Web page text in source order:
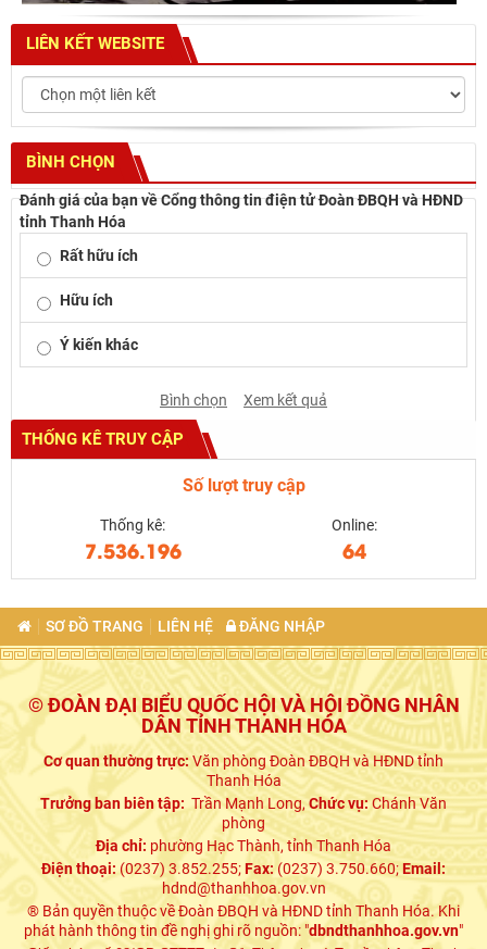
LIÊN KẾT WEBSITE
BÌNH CHỌN
Đánh giá của bạn về Cổng thông tin điện tử Đoàn ĐBQH và HĐND
tỉnh Thanh Hóa
Rất hữu ích
Hữu ích
Ý kiến khác
Bình chọn Xem kết quả
THỐNG KÊ TRUY CẬP
Số lượt truy cập
Thống kê:
7.536.196
Online:
64
SƠ ĐỒ TRANG LIÊN HỆ ĐĂNG NHẬP
© ĐOÀN ĐẠI BIỂU QUỐC HỘI VÀ HỘI ĐỒNG NHÂN
DÂN TỈNH THANH HÓA
Cơ quan thường trực:Văn phòng Đoàn ĐBQH và HĐND tỉnh
Thanh Hóa
Trưởng ban biên tập: Trần Mạnh Long,Chức vụ:Chánh Văn
phòng
Địa chỉ: phường Hạc Thành, tỉnh Thanh Hóa
Điện thoại: (0237) 3.852.255;Fax:(0237) 3.750.660;Email:
hdnd@thanhhoa.gov.vn
® Bản quyền thuộc về Đoàn ĐBQH và HĐND tỉnh Thanh Hóa. Khi
phát hành thông tin đề nghị ghi rõ nguồn: "dbndthanhhoa.gov.vn"